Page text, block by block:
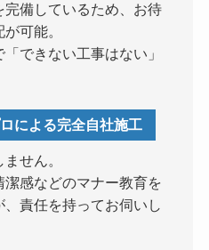
備しているため、お待
可能。
できない工事はない」
による完全自社施工
せん。
感などのマナー教育を
責任を持ってお伺いし